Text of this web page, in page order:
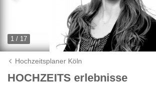
1 / 17
Hochzeitsplaner Köln
HOCHZEITS erlebnisse